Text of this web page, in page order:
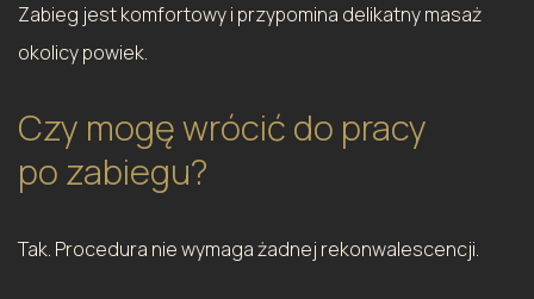
Zabieg jest komfortowy i przypomina delikatny masaż
okolicy powiek.
Czy mogę wrócić do pracy
po zabiegu?
Tak. Procedura nie wymaga żadnej rekonwalescencji.